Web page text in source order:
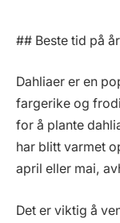
## Beste tid på
Dahliaer er en
fargerike og
for å plante
har blitt varmet
april eller mai,
Det er viktig å